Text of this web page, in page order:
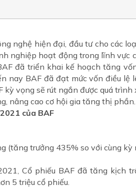
nghệ hiện đại, đầu tư cho các
nghiệp hoạt động trong lĩnh vực
đã triển khai kế hoạch tăng
nay BAF đã đạt mức vốn điều
kỳ vọng sẽ rút ngắn được quá
nâng cao cơ hội gia tăng thị phần.
của BAF
(tăng trưởng 435% so với cùng kỳ
Cổ phiếu BAF đã tăng kịch
5 triệu cổ phiếu.